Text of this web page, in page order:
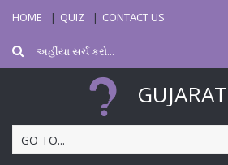
HOME QUIZ CONTACT US
GO TO...